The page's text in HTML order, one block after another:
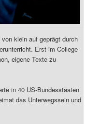
klein auf geprägt durch
Erst im College
eigene Texte zu
in 40 US-Bundesstaaten
das Unterwegssein und